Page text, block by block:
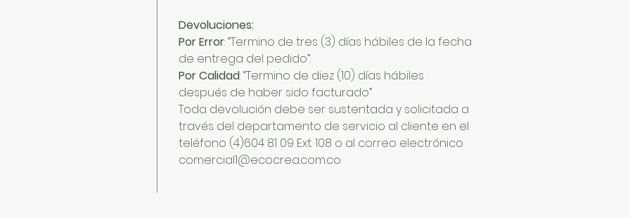
Devoluciones:
Por Error: “Termino de tres (3) días hábiles de la fecha
de entrega del pedido”.
Por Calidad: “Termino de diez (10) días hábiles
después de haber sido facturado”
Toda devolución debe ser sustentada y solicitada a
través del departamento de servicio al cliente en el
teléfono (4)604 81 09 Ext. 108 o al correo electrónico
comercial1@ecocrea.com.co